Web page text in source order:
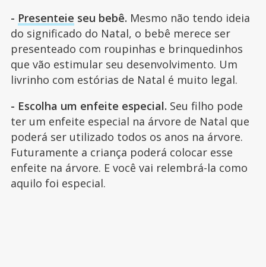
- Presenteie seu bebê. Mesmo não tendo ideia
do significado do Natal, o bebê merece ser
presenteado com roupinhas e brinquedinhos
que vão estimular seu desenvolvimento. Um
livrinho com estórias de Natal é muito legal.
- Escolha um enfeite especial. Seu filho pode
ter um enfeite especial na árvore de Natal que
poderá ser utilizado todos os anos na árvore.
Futuramente a criança poderá colocar esse
enfeite na árvore. E você vai relembrá-la como
aquilo foi especial.